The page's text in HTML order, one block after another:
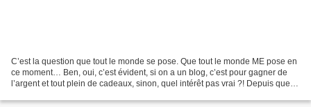
C’est la question que tout le monde se pose. Que tout le monde ME pose en
ce moment… Ben, oui, c’est évident, si on a un blog, c’est pour gagner de
l’argent et tout plein de cadeaux, sinon, quel intérêt pas vrai ?! Depuis que